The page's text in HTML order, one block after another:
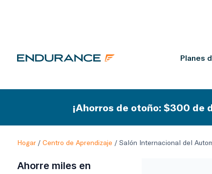
Planes
¡Ahorros de otoño: $300 de
Hogar/ Centro de Aprendizaje / Salón Internacional del
Ahorre miles en